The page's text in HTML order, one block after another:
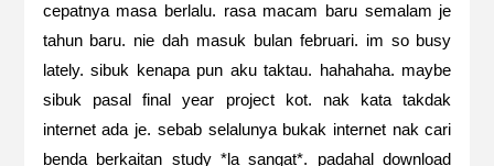
cepatnya masa berlalu. rasa macam baru semalam je
tahun baru. nie dah masuk bulan februari. im so busy
lately. sibuk kenapa pun aku taktau. hahahaha. maybe
sibuk pasal final year project kot. nak kata takdak
internet ada je. sebab selalunya bukak internet nak cari
benda berkaitan study *la sangat*. padahal download